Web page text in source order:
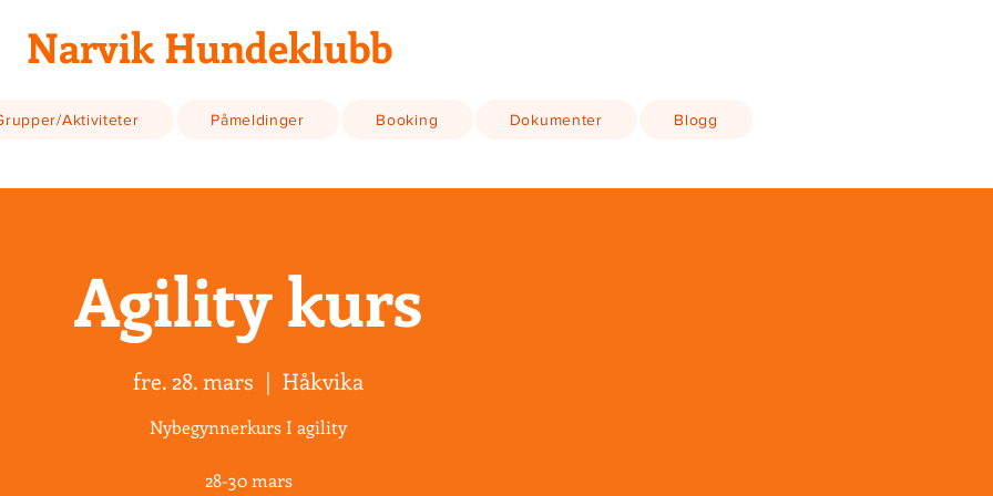
Narvik Hundeklubb
Aktiviteter Påmeldinger Booking Dokumenter Blogg
Agility kurs
fre. 28. mars
  |
Håkvika
Nybegynnerkurs I agility
28-30 mars